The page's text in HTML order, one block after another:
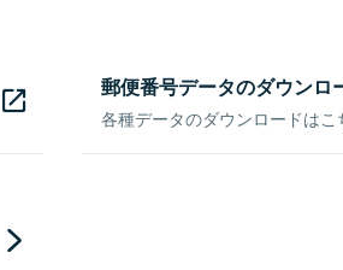
郵便番号データのダウンロ
各種データのダウンロードはこ